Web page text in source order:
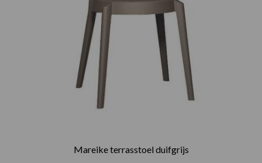
Mareike terrasstoel duifgrijs